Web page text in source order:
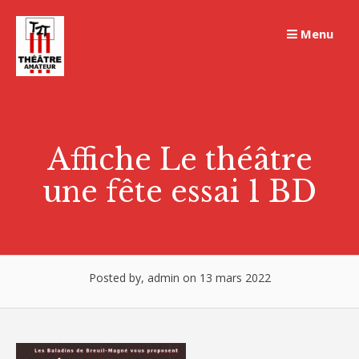
content
Menu
Affiche Le théâtre
une fête essai 1 BD
Posted by, admin on 13 mars 2022